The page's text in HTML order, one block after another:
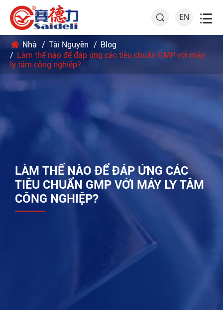
 EN 
Nhà Tài Nguyên
Blog
Làm thế nào để đáp ứng các tiêu chuẩn GMP với máy
ly tâm công nghiệp?
LÀM THẾ NÀO ĐỂ ĐÁP ỨNG CÁC
TIÊU CHUẨN GMP VỚI MÁY LY TÂM
CÔNG NGHIỆP?